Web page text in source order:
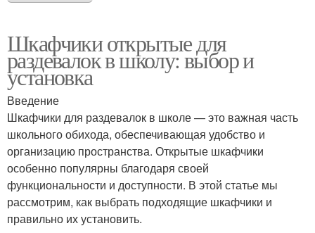
Шкафчики открытые для
раздевалок в школу: выбор и
установка
Введение
Шкафчики для раздевалок в школе — это важная часть
школьного обихода, обеспечивающая удобство и
организацию пространства. Открытые шкафчики
особенно популярны благодаря своей
функциональности и доступности. В этой статье мы
рассмотрим, как выбрать подходящие шкафчики и
правильно их установить.